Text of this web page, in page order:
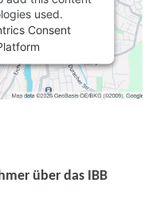
used.
Consent
über das IBB